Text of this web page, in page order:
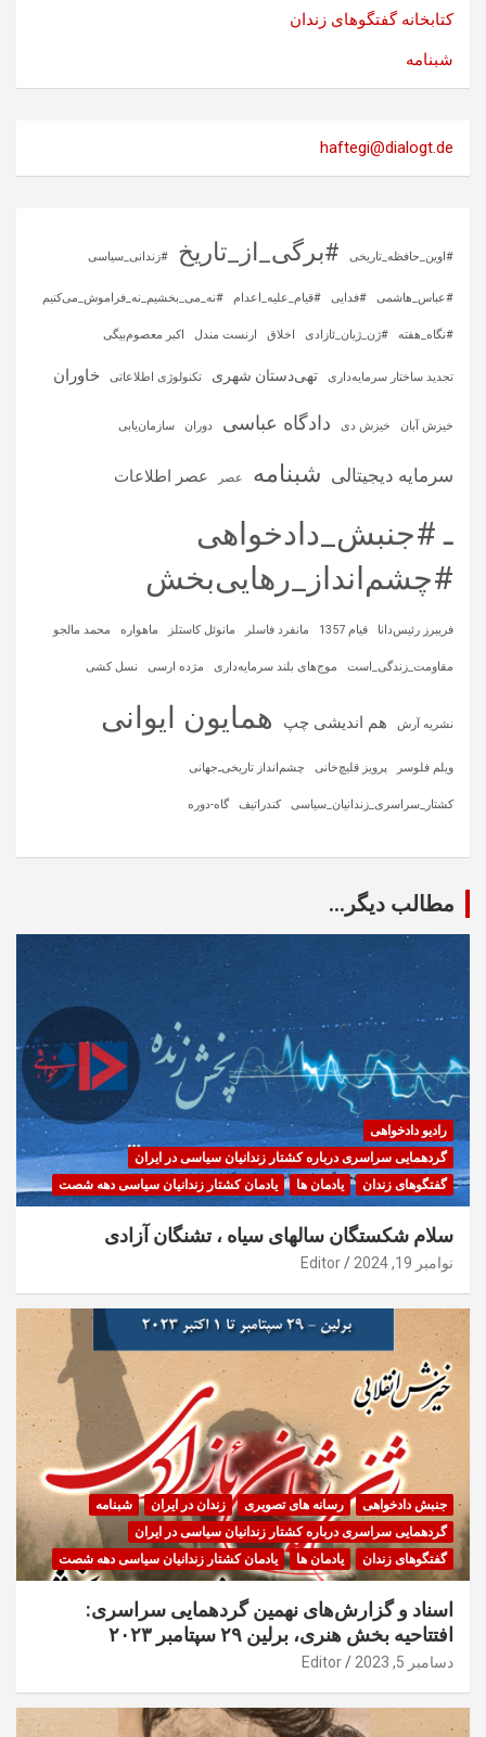
کتابخانه گفتگوهای زندان
شبنامه
haftegi@dialogt.de
#اوین_حافظه_تاریخی #برگی_از_تاریخ #زندانی_سیاسی
#عباس_هاشمی #فدایی #قیام_علیه_اعدام #نه_می_بخشیم_نه_فراموش_می‌کنیم
#نگاه_هفته #ژن_ژیان_ئازادی اخلاق ارنست مندل اکبر معصوم‌بیگی
تجدید ساختار سرمایه‌داری تهی‌دستان شهری تکنولوژی اطلاعاتی خاوران
خیزش آبان خیزش دی دادگاه عباسی دوران سازمان‌یابی
سرمایه‌ دیجیتالی شبنامه عصر عصر اطلاعات
ـ #جنبش_دادخواهی
#چشم‌انداز_رهایی‌بخش
فریبرز رئیس‌دانا قیام 1357 مانفرد فاسلر مانوئل کاستلز ماهواره‌ محمد مالجو
مقاومت_زندگی_است موج‌های بلند سرمایه‌داری مژده ارسی نسل کشی
نشریه آرش هم اندیشی چپ همایون ایوانی
ویلم فلوسر پرویز قلیچ‌خانی چشم‌انداز تاریخی‌ـ‌جهانی
کشتار_سراسری_زندانیان_سیاسی کندراتیف گاه-دوره
مطالب دیگر...
رادیو دادخواهی
گردهمایی سراسری درباره کشتار زندانیان سیاسی در ایران
گفتگوهای زندان
یادمان ها یادمان کشتار زندانیان سیاسی دهه شصت
سلام شکستگان سالهای سیاه ، تشنگان آزادی
نوامبر 19, 2024 Editor
جنبش دادخواهی رسانه های تصویری زندان در ایران
شبنامه
گردهمایی سراسری درباره کشتار زندانیان سیاسی در ایران
گفتگوهای زندان
یادمان ها یادمان کشتار زندانیان سیاسی دهه شصت
اسناد و گزارش‌های نهمین گردهمایی سراسری:
افتتاحیه بخش هنری، برلین ۲۹ سپتامبر ۲۰۲۳
دسامبر 5, 2023 Editor